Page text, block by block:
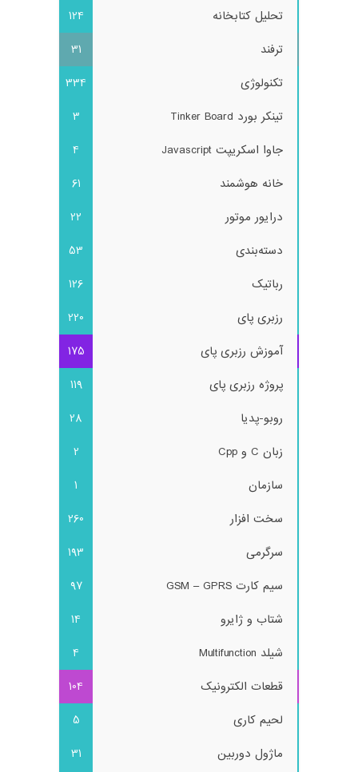
تحلیل کتابخانه
124
ترفند
31
تکنولوژی
334
تینکر بورد Tinker Board
3
جاوا اسکریپت Javascript
4
خانه هوشمند
61
درایور موتور
22
دسته‌بندی
53
رباتیک
126
رزبری پای
220
آموزش رزبری پای
175
پروژه رزبری پای
119
روبو-پدیا
28
زبان C و Cpp
2
سازمان
1
سخت افزار
260
سرگرمی
193
سیم کارت GSM – GPRS
97
شتاب و ژایرو
14
شیلد Multifunction
4
قطعات الکترونیک
104
لحیم کاری
5
ماژول دوربین
31